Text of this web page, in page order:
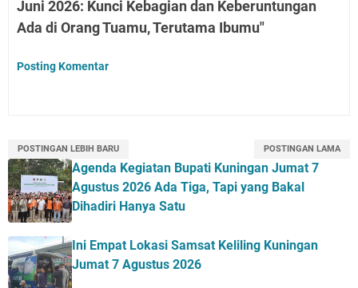
Juni 2026: Kunci Kebagian dan Keberuntungan
Ada di Orang Tuamu, Terutama Ibumu"
Posting Komentar
POSTINGAN LEBIH BARU POSTINGAN LAMA
Agenda Kegiatan Bupati Kuningan Jumat 7
Agustus 2026 Ada Tiga, Tapi yang Bakal
Dihadiri Hanya Satu
Ini Empat Lokasi Samsat Keliling Kuningan
Jumat 7 Agustus 2026